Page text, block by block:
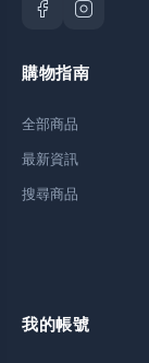
購物指南
全部商品
最新資訊
搜尋商品
我的帳號